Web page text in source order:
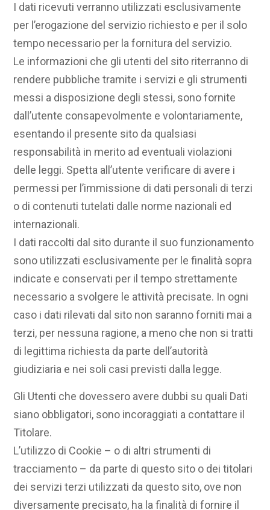
I dati ricevuti verranno utilizzati esclusivamente
per l’erogazione del servizio richiesto e per il solo
tempo necessario per la fornitura del servizio.
Le informazioni che gli utenti del sito riterranno di
rendere pubbliche tramite i servizi e gli strumenti
messi a disposizione degli stessi, sono fornite
dall’utente consapevolmente e volontariamente,
esentando il presente sito da qualsiasi
responsabilità in merito ad eventuali violazioni
delle leggi. Spetta all’utente verificare di avere i
permessi per l’immissione di dati personali di terzi
o di contenuti tutelati dalle norme nazionali ed
internazionali.
I dati raccolti dal sito durante il suo funzionamento
sono utilizzati esclusivamente per le finalità sopra
indicate e conservati per il tempo strettamente
necessario a svolgere le attività precisate. In ogni
caso i dati rilevati dal sito non saranno forniti mai a
terzi, per nessuna ragione, a meno che non si tratti
di legittima richiesta da parte dell’autorità
giudiziaria e nei soli casi previsti dalla legge.
Gli Utenti che dovessero avere dubbi su quali Dati
siano obbligatori, sono incoraggiati a contattare il
Titolare.
L’utilizzo di Cookie – o di altri strumenti di
tracciamento – da parte di questo sito o dei titolari
dei servizi terzi utilizzati da questo sito, ove non
diversamente precisato, ha la finalità di fornire il